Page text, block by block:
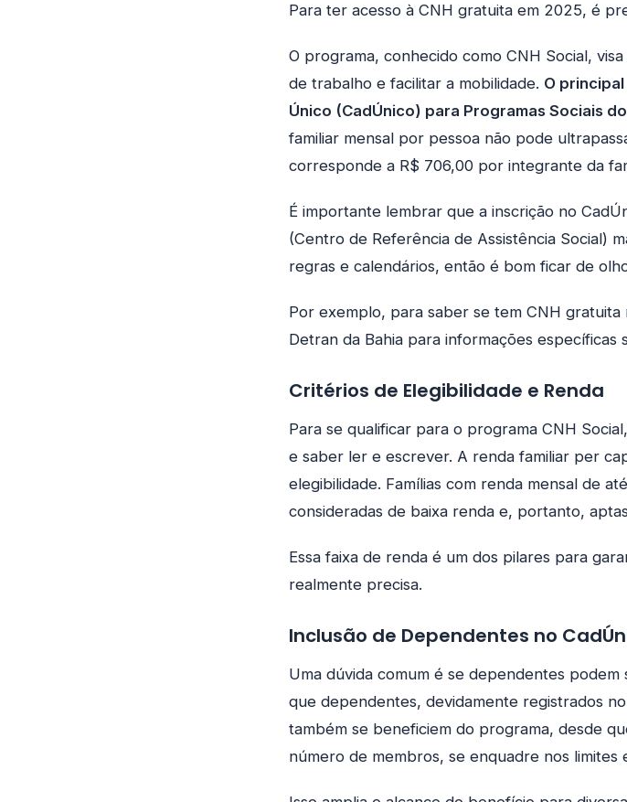
Para ter acesso à CNH gratuita em 2025, é
O programa, conhecido como CNH Social,
de trabalho e facilitar a mobilidade. O
Único (CadÚnico) para Programas Sociais
familiar mensal por pessoa não pode
corresponde a R$ 706,00 por integrante da
É importante lembrar que a inscrição no
(Centro de Referência de Assistência Social)
regras e calendários, então é bom ficar de
Por exemplo, para saber se tem CNH
Detran da Bahia para informações
Critérios de Elegibilidade e Renda
Para se qualificar para o programa CNH
e saber ler e escrever. A renda familiar per
elegibilidade. Famílias com renda mensal de
consideradas de baixa renda e, portanto,
Essa faixa de renda é um dos pilares para
realmente precisa.
Inclusão de Dependentes no
Uma dúvida comum é se dependentes
que dependentes, devidamente registrados
também se beneficiem do programa, desde
número de membros, se enquadre nos limites